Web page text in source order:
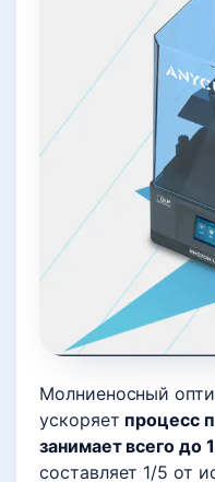
Молниеносный
ускоряет процесс
занимает всего до
составляет 1/5 от